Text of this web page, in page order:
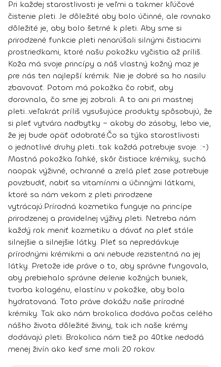
Pri každej starostlivosti je veľmi a takmer kľúčové
čistenie pleti. Je dôležité aby bolo účinné, ale rovnako
dôležité je, aby bolo šetrné k pleti. Aby sme si
prirodzené funkcie pleti nenarúšali silnými čistiacimi
prostriedkami, ktoré našu pokožku vyčistia až príliš.
Koža má svoje princípy a náš vlastný kožný maz je
pre nás ten najlepší krémik. Nie je dobré sa ho nasilu
zbavovať. Potom má pokožka čo robiť, aby
dorovnala, čo sme jej zobrali. A to ani pri mastnej
pleti...veľakrát príliš vysušujúce produkty spôsobujú, že
si pleť vytvára nadbytky – akoby do zásoby, lebo vie,
že jej bude opäť odobraté.Čo sa týka starostlivosti
o jednotlivé druhy pleti...tak každá potrebuje svoje. :-)
Mastná pokožka ľahké, skôr čistiace krémiky, suchá
naopak výživné, ochranné a zrelá pleť zase potrebuje
povzbudiť, nabiť sa vitamínmi a účinnými látkami,
ktoré sa nám vekom z pleti prirodzene
vytrácajú.Prírodná kozmetika funguje na princípe
prirodzenej a pravidelnej výživy pleti. Netreba nám
každý rok meniť kozmetiku a dávať na pleť stále
silnejšie a silnejšie látky. Pleť sa nepredávkuje
prírodnými krémikmi a ani nebude rezistentná na jej
látky. Pretože ide práve o to, aby správne fungovala,
aby prebiehalo správne delenie kožných buniek,
tvorba kolagénu, elastínu v pokožke, aby bola
hydratovaná. Toto práve dokážu naše prírodné
krémiky. Tak ako nám brokolica dodáva počas celého
nášho života dôležité živiny, tak ich naše krémy
dodávajú pleti. Brokolica nám tiež po 40tke nedodá
menej živín ako keď sme mali 20 rokov.